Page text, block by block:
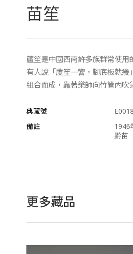
苗笙
蘆笙是中國西南許多族群常使
有人說「蘆笙一響，腳底板就
組合而成，靠著樂師向竹管內吹
典藏號
備註
1946
黔苗
更多藏品